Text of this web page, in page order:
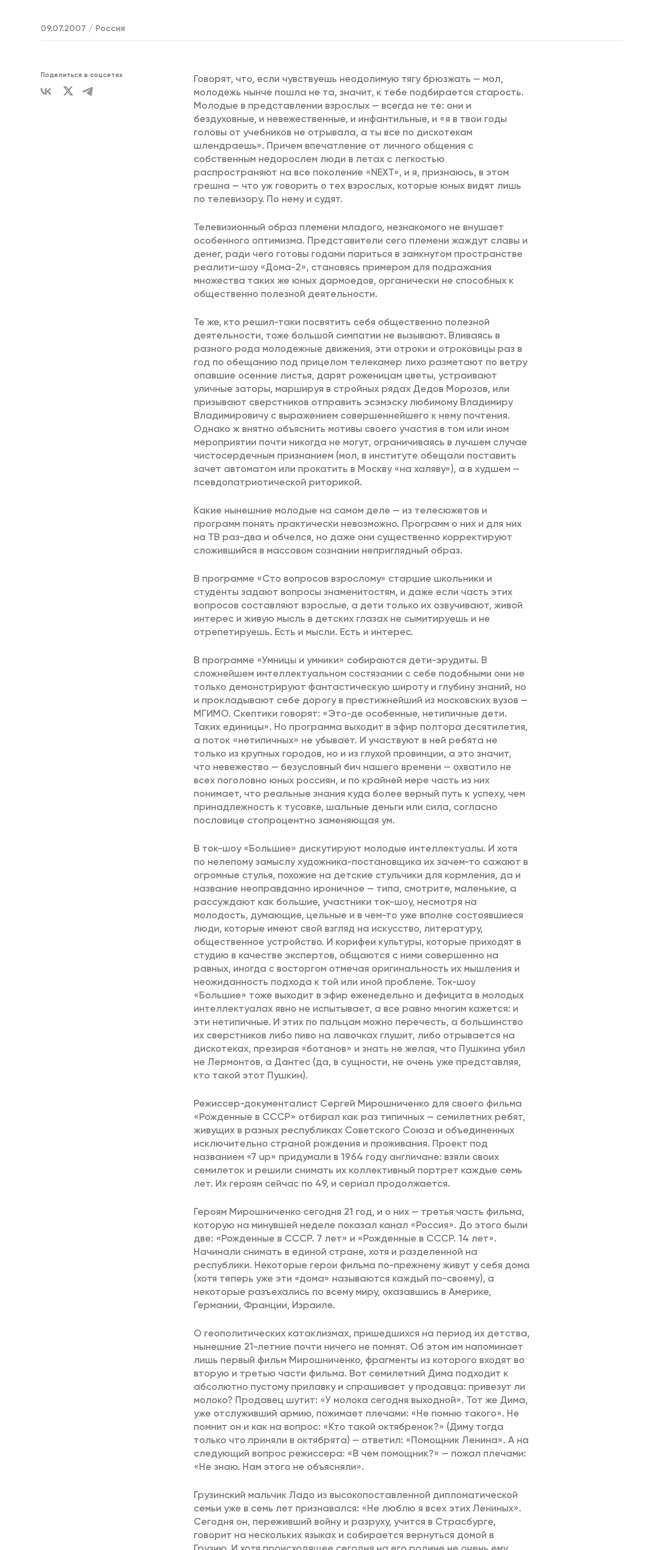
ПОДРОБНЕЕ
ВСЕ КНИГИ
09.07.2007 / Россия
Поделиться в соцсетях
Говорят, что, если чувствуешь неодолимую тягу брюзжать — мол,
молодежь нынче пошла не та, значит, к тебе подбирается старость.
Молодые в представлении взрослых — всегда не те: они и
бездуховные, и невежественные, и инфантильные, и «я в твои годы
головы от учебников не отрывала, а ты все по дискотекам
шлендраешь». Причем впечатление от личного общения с
собственным недорослем люди в летах с легкостью
распространяют на все поколение «NEXT», и я, признаюсь, в этом
грешна — что уж говорить о тех взрослых, которые юных видят лишь
по телевизору. По нему и судят.
Телевизионный образ племени младого, незнакомого не внушает
особенного оптимизма. Представители сего племени жаждут славы и
денег, ради чего готовы годами париться в замкнутом пространстве
реалити-шоу «Дома-2», становясь примером для подражания
множества таких же юных дармоедов, органически не способных к
общественно полезной деятельности.
Те же, кто решил-таки посвятить себя общественно полезной
деятельности, тоже большой симпатии не вызывают. Вливаясь в
разного рода молодежные движения, эти отроки и отроковицы раз в
год по обещанию под прицелом телекамер лихо разметают по ветру
опавшие осенние листья, дарят роженицам цветы, устраивают
уличные заторы, маршируя в стройных рядах Дедов Морозов, или
призывают сверстников отправить эсэмэску любимому Владимиру
Владимировичу с выражением совершеннейшего к нему почтения.
Однако ж внятно объяснить мотивы своего участия в том или ином
мероприятии почти никогда не могут, ограничиваясь в лучшем случае
чистосердечным признанием (мол, в институте обещали поставить
зачет автоматом или прокатить в Москву «на халяву»), а в худшем —
псевдопатриотической риторикой.
Какие нынешние молодые на самом деле — из телесюжетов и
программ понять практически невозможно. Программ о них и для них
на ТВ раз-два и обчелся, но даже они существенно корректируют
сложившийся в массовом сознании неприглядный образ.
В программе «Сто вопросов взрослому» старшие школьники и
студенты задают вопросы знаменитостям, и даже если часть этих
вопросов составляют взрослые, а дети только их озвучивают, живой
интерес и живую мысль в детских глазах не сымитируешь и не
отрепетируешь. Есть и мысли. Есть и интерес.
В программе «Умницы и умники» собираются дети-эрудиты. В
сложнейшем интеллектуальном состязании с себе подобными они не
только демонстрируют фантастическую широту и глубину знаний, но
и прокладывают себе дорогу в престижнейший из московских вузов —
МГИМО. Скептики говорят: «Это-де особенные, нетипичные дети.
Таких единицы». Но программа выходит в эфир полтора десятилетия,
а поток «нетипичных» не убывает. И участвуют в ней ребята не
только из крупных городов, но и из глухой провинции, а это значит,
что невежество — безусловный бич нашего времени — охватило не
всех поголовно юных россиян, и по крайней мере часть из них
понимает, что реальные знания куда более верный путь к успеху, чем
принадлежность к тусовке, шальные деньги или сила, согласно
пословице стопроцентно заменяющая ум.
В ток-шоу «Большие» дискутируют молодые интеллектуалы. И хотя
по нелепому замыслу художника-постановщика их зачем-то сажают в
огромные стулья, похожие на детские стульчики для кормления, да и
название неоправданно ироничное — типа, смотрите, маленькие, а
рассуждают как большие, участники ток-шоу, несмотря на
молодость, думающие, цельные и в чем-то уже вполне состоявшиеся
люди, которые имеют свой взгляд на искусство, литературу,
общественное устройство. И корифеи культуры, которые приходят в
студию в качестве экспертов, общаются с ними совершенно на
равных, иногда с восторгом отмечая оригинальность их мышления и
неожиданность подхода к той или иной проблеме. Ток-шоу
«Большие» тоже выходит в эфир еженедельно и дефицита в молодых
интеллектуалах явно не испытывает, а все равно многим кажется: и
эти нетипичные. И этих по пальцам можно перечесть, а большинство
их сверстников либо пиво на лавочках глушит, либо отрывается на
дискотеках, презирая «ботанов» и знать не желая, что Пушкина убил
не Лермонтов, а Дантес (да, в сущности, не очень уже представляя,
кто такой этот Пушкин).
Режиссер-документалист Сергей Мирошниченко для своего фильма
«Рожденные в СССР» отбирал как раз типичных — семилетних ребят,
живущих в разных республиках Советского Союза и объединенных
исключительно страной рождения и проживания. Проект под
названием «7 up» придумали в 1964 году англичане: взяли своих
семилеток и решили снимать их коллективный портрет каждые семь
лет. Их героям сейчас по 49, и сериал продолжается.
Героям Мирошниченко сегодня 21 год, и о них — третья часть фильма,
которую на минувшей неделе показал канал «Россия». До этого были
две: «Рожденные в СССР. 7 лет» и «Рожденные в СССР. 14 лет».
Начинали снимать в единой стране, хотя и разделенной на
республики. Некоторые герои фильма по-прежнему живут у себя дома
(хотя теперь уже эти «дома» называются каждый по-своему), а
некоторые разъехались по всему миру, оказавшись в Америке,
Германии, Франции, Израиле.
О геополитических катаклизмах, пришедшихся на период их детства,
нынешние 21-летние почти ничего не помнят. Об этом им напоминает
лишь первый фильм Мирошниченко, фрагменты из которого входят во
вторую и третью части фильма. Вот семилетний Дима подходит к
абсолютно пустому прилавку и спрашивает у продавца: привезут ли
молоко? Продавец шутит: «У молока сегодня выходной». Тот же Дима,
уже отслуживший армию, пожимает плечами: «Не помню такого». Не
помнит он и как на вопрос: «Кто такой октябренок?» (Диму тогда
только что приняли в октябрята) — ответил: «Помощник Ленина». А на
следующий вопрос режиссера: «В чем помощник?» — пожал плечами:
«Не знаю. Нам этого не объясняли».
Грузинский мальчик Ладо из высокопоставленной дипломатической
семьи уже в семь лет признавался: «Не люблю я всех этих Лениных».
Сегодня он, переживший войну и разруху, учится в Страсбурге,
говорит на нескольких языках и собирается вернуться домой в